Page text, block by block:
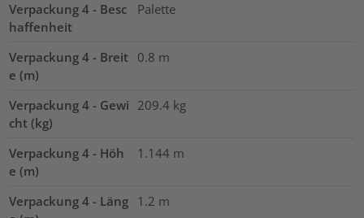
Verpackung 4 - Besc
haffenheit
Palette
Verpackung 4 - Breit
e (m)
0.8 m
Verpackung 4 - Gewi
cht (kg)
209.4 kg
Verpackung 4 - Höh
e (m)
1.144 m
Verpackung 4 - Läng 1.2 m